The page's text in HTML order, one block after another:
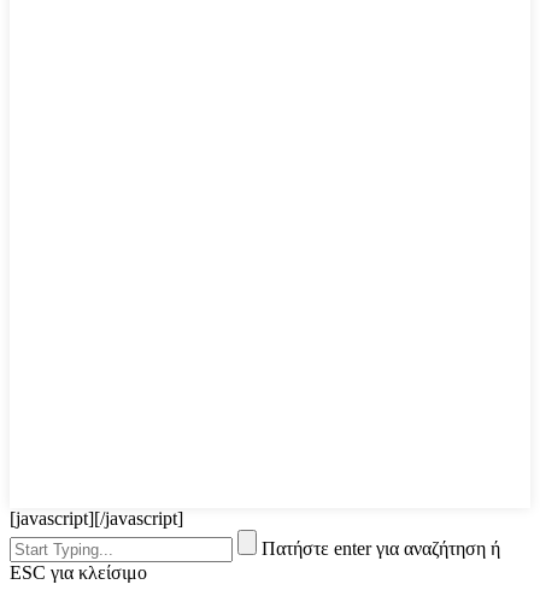
[javascript][/javascript]
Πατήστε enter για αναζήτηση ή
ESC για κλείσιμο